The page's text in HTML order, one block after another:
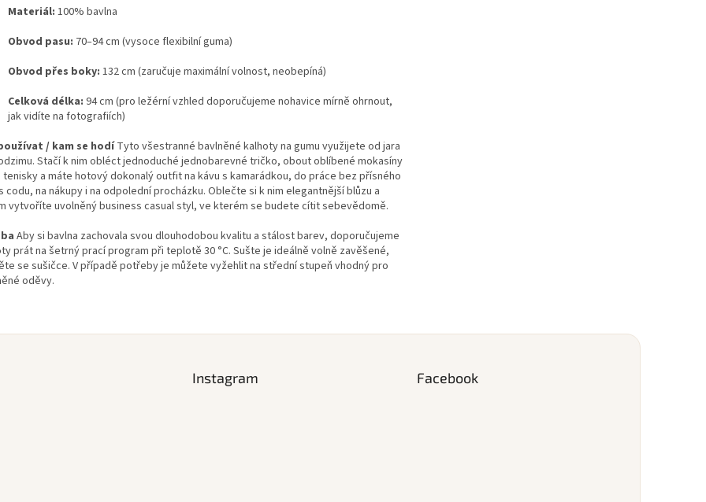
Materiál: 100% bavlna
Obvod pasu: 70–94 cm (vysoce flexibilní guma)
Obvod přes boky: 132 cm (zaručuje maximální volnost, neobepíná)
Celková délka: 94 cm (pro ležérní vzhled doporučujeme nohavice mírně ohrnout,
jak vidíte na fotografiích)
/ kam se hodíTyto všestranné bavlněné kalhoty na gumu využijete od jara
Stačí k nim obléct jednoduché jednobarevné tričko, obout oblíbené mokasíny
tenisky a máte hotový dokonalý outfit na kávu s kamarádkou, do práce bez přísného
codu, na nákupy i na odpolední procházku. Oblečte si k nim elegantnější blůzu a
vytvoříte uvolněný business casual styl, ve kterém se budete cítit sebevědomě.
Aby si bavlna zachovala svou dlouhodobou kvalitu a stálost barev, doporučujeme
prát na šetrný prací program při teplotě 30 °C. Sušte je ideálně volně zavěšené,
se sušičce. V případě potřeby je můžete vyžehlit na střední stupeň vhodný pro
oděvy.
Instagram Facebook